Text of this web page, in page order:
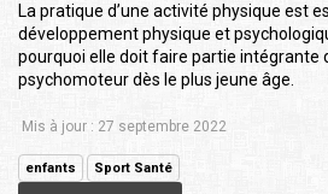
La pratique d’une activité physique est
développement physique et
pourquoi elle doit faire partie intégrante
psychomoteur dès le plus jeune âge.
Mis à jour : 27 septembre 2022
enfants Sport Santé